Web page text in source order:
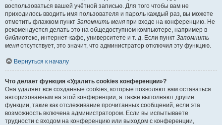
воспользоваться вашей учётной записью. Для того чтобы вам не
приходилось вводить имя пользователя и пароль каждый раз, вы можете
отметить флажком пункт Запомнить меня при входе на конференцию. Не
рекомендуется делать это на общедоступном компьютере, например в
библиотеке, интернет-кафе, университете и т. д. Если пункт Запомнить
меня отсутствует, это значит, что администратор отключил эту функцию.
Вернуться к началу
Что делает функция «Удалить cookies конференции»?
Она удаляет все созданные cookies, которые позволяют вам оставаться
авторизованным на этой конференции, а также выполняют другие
функции, такие как отслеживание прочитанных сообщений, если эта
возможность включена администратором. Если вы испытываете
трудности с входом на конференцию или выходом с конференции,